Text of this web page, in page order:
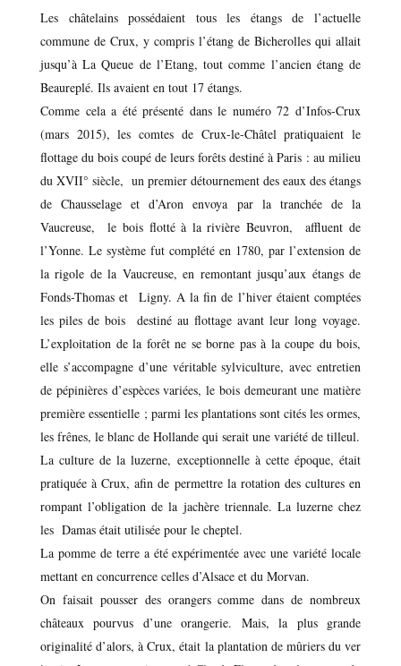
Les châtelains possédaient tous les étangs de l’actuelle
commune de Crux, y compris l’étang de Bicherolles qui allait
jusqu’à La Queue de l’Etang, tout comme l’ancien étang de
Beaureplé. Ils avaient en tout 17 étangs.
Comme cela a été présenté dans le numéro 72 d’Infos-Crux
(mars 2015), les comtes de Crux-le-Châtel pratiquaient le
flottage du bois coupé de leurs forêts destiné à Paris : au milieu
du XVII° siècle, un premier détournement des eaux des étangs
de Chausselage et d’Aron envoya par la tranchée de la
Vaucreuse, le bois flotté à la rivière Beuvron, affluent de
l’Yonne. Le système fut complété en 1780, par l’extension de
la rigole de la Vaucreuse, en remontant jusqu’aux étangs de
Fonds-Thomas et Ligny. A la fin de l’hiver étaient comptées
les piles de bois destiné au flottage avant leur long voyage.
L’exploitation de la forêt ne se borne pas à la coupe du bois,
elle s’accompagne d’une véritable sylviculture, avec entretien
de pépinières d’espèces variées, le bois demeurant une matière
première essentielle ; parmi les plantations sont cités les ormes,
les frênes, le blanc de Hollande qui serait une variété de tilleul.
La culture de la luzerne, exceptionnelle à cette époque, était
pratiquée à Crux, afin de permettre la rotation des cultures en
rompant l’obligation de la jachère triennale. La luzerne chez
les Damas était utilisée pour le cheptel.
La pomme de terre a été expérimentée avec une variété locale
mettant en concurrence celles d’Alsace et du Morvan.
On faisait pousser des orangers comme dans de nombreux
châteaux pourvus d’une orangerie. Mais, la plus grande
originalité d’alors, à Crux, était la plantation de mûriers du ver